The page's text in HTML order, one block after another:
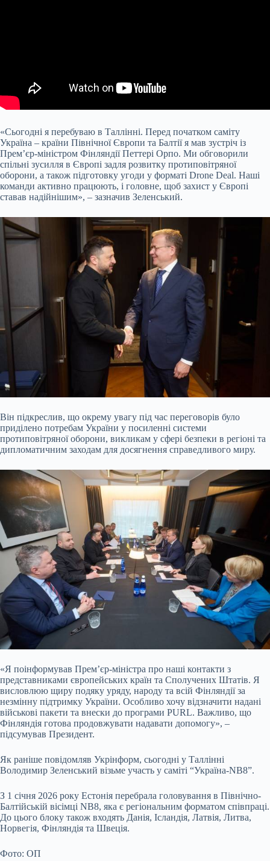
«Сьогодні я перебуваю в Таллінні. Перед початком саміту
Україна – країни Північної Європи та Балтії я мав зустріч із
Прем’єр-міністром Фінляндії Петтері Орпо. Ми обговорили
спільні зусилля в Європі задля розвитку протиповітряної
оборони, а також підготовку угоди у форматі Drone Deal. Наші
команди активно працюють, і головне, щоб захист у Європі
ставав надійнішим», – зазначив Зеленський.
Він підкреслив, що окрему увагу під час переговорів було
приділено потребам України у посиленні системи
протиповітряної оборони, викликам у сфері безпеки в регіоні та
дипломатичним заходам для досягнення справедливого миру.
«Я поінформував Прем’єр-міністра про наші контакти з
представниками європейських країн та Сполучених Штатів. Я
висловлюю щиру подяку уряду, народу та всій Фінляндії за
незмінну підтримку України. Особливо хочу відзначити надані
військові пакети та внески до програми PURL. Важливо, що
Фінляндія готова продовжувати надавати допомогу», –
підсумував Президент.
Як раніше повідомляв Укрінформ, сьогодні у Таллінні
Володимир Зеленський візьме участь у саміті “Україна-NB8”.
З 1 січня 2026 року Естонія перебрала головування в Північно-
Балтійській вісімці NB8, яка є регіональним форматом співпраці.
До цього блоку також входять Данія, Ісландія, Латвія, Литва,
Норвегія, Фінляндія та Швеція.
Фото: ОП